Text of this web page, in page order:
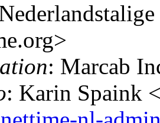
: Marcab
: Karin Spaink